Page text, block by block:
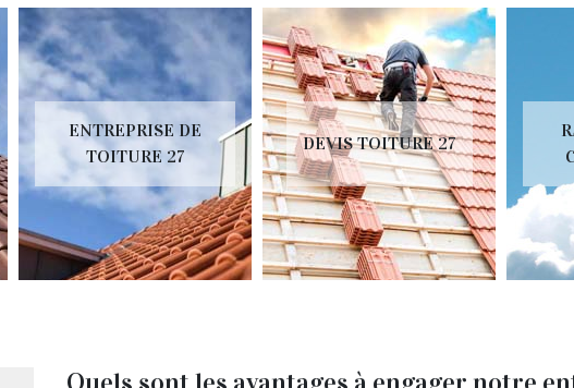
ENTREPRISE DE
TOITURE 27
DEVIS TOITURE 27